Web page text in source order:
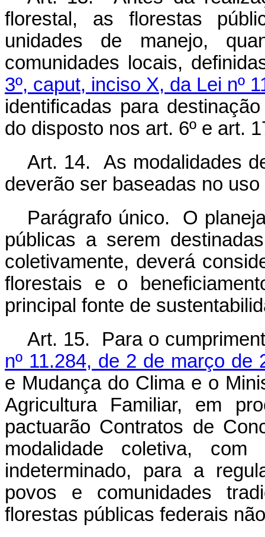
florestal, as florestas
unidades de manejo,
comunidades locais,
3º, caput, inciso X, da Lei nº
identificadas para
do disposto nos art. 6º e art.
Art. 14. As modalidades
deverão ser baseadas no
Parágrafo único. O
públicas a serem
coletivamente, deverá
florestais e o
principal fonte de
Art. 15. Para o
nº 11.284, de 2 de março de
e Mudança do Clima e o
Agricultura Familiar, em
pactuarão Contratos de
modalidade coletiva,
indeterminado, para a
povos e comunidades
florestas públicas federais